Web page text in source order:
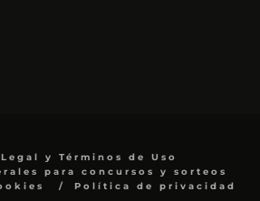
y Términos de Uso
para concursos y sorteos
Política de privacidad